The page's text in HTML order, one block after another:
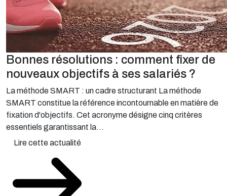
Bonnes résolutions : comment fixer de
nouveaux objectifs à ses salariés ?
La méthode SMART : un cadre structurant La méthode
SMART constitue la référence incontournable en matière de
fixation d'objectifs. Cet acronyme désigne cinq critères
essentiels garantissant la...
Lire cette actualité